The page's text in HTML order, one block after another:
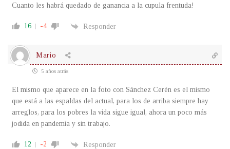
Cuanto les habrá quedado de ganancia a la cupula frentuda!
16 -4 Responder
Mario
5 años atrás
El mismo que aparece en la foto con Sánchez Cerén es el mismo
que está a las espaldas del actual, para los de arriba siempre hay
arreglos, para los pobres la vida sigue igual, ahora un poco más
jodida en pandemia y sin trabajo.
12 -2 Responder